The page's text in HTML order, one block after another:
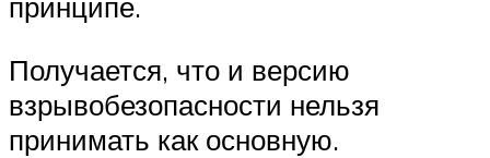
Получается, что и версию
взрывобезопасности нельзя
принимать как основную.